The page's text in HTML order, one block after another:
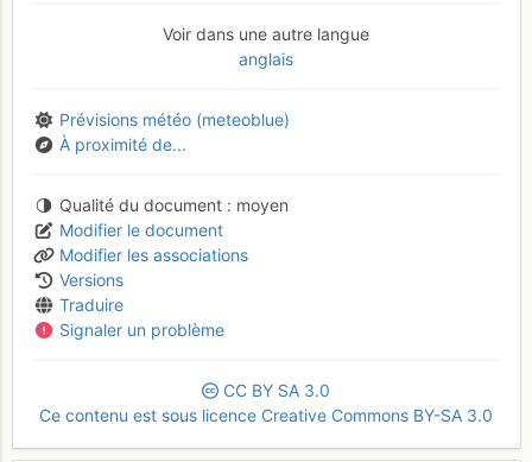
Voir dans une autre langue
anglais
Prévisions météo (meteoblue)
À proximité de...
Qualité du document
moyen
Modifier le document
Modifier les associations
Versions
Traduire
Signaler un problème
CC BY SA 3.0
Ce contenu est sous licence Creative Commons BY-SA 3.0